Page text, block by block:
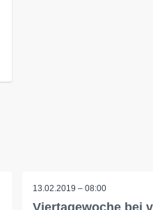
13.02.2019 – 08:00
Viertagewoche bei